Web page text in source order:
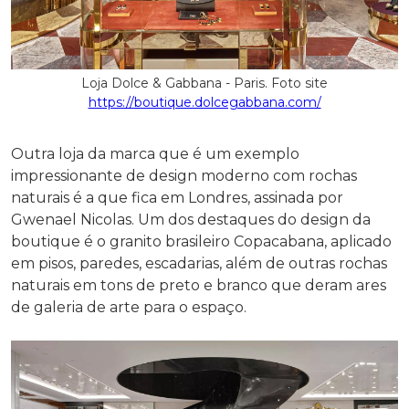
Loja Dolce & Gabbana - Paris. Foto site
https://boutique.dolcegabbana.com/
Outra loja da marca que é um exemplo
impressionante de design moderno com rochas
naturais é a que fica em Londres, assinada por
Gwenael Nicolas. Um dos destaques do design da
boutique é o granito brasileiro Copacabana, aplicado
em pisos, paredes, escadarias, além de outras rochas
naturais em tons de preto e branco que deram ares
de galeria de arte para o espaço.